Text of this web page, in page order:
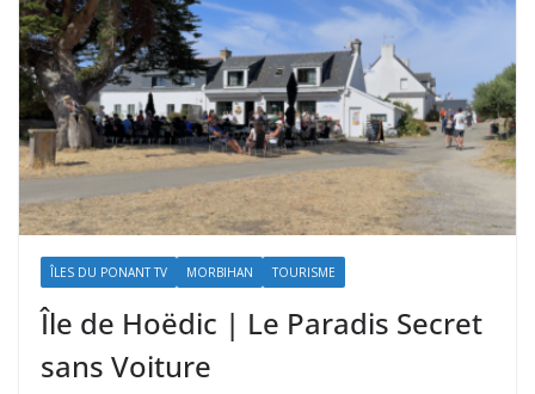
ÎLES DU PONANT TV MORBIHAN TOURISME
Île de Hoëdic | Le Paradis Secret
sans Voiture